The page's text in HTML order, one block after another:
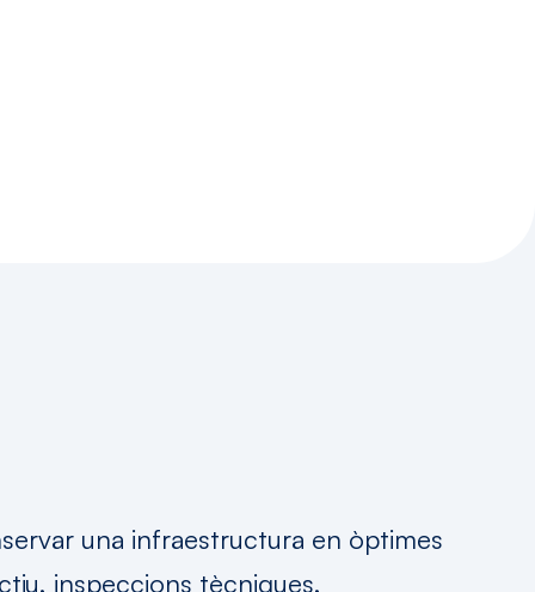
una infraestructura en òptimes
inspeccions tècniques,